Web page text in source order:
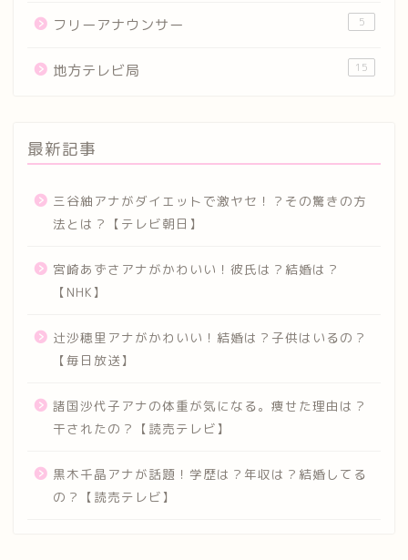
フリーアナウンサー 5
地方テレビ局 15
最新記事
三谷紬アナがダイエットで激ヤセ！？その驚きの方
法とは？【テレビ朝日】
宮崎あずさアナがかわいい！彼氏は？結婚は？
【NHK】
辻沙穂里アナがかわいい！結婚は？子供はいるの？
【毎日放送】
諸国沙代子アナの体重が気になる。痩せた理由は？
干されたの？【読売テレビ】
黒木千晶アナが話題！学歴は？年収は？結婚してる
の？【読売テレビ】